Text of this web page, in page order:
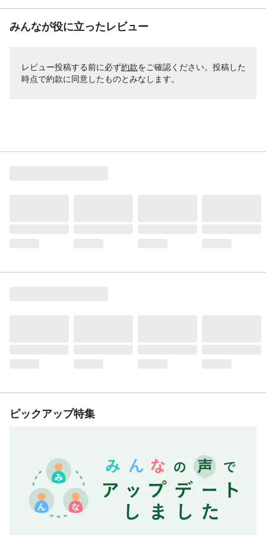
みんなが役に立ったレビュー
レビュー投稿する前に必ず約款をご確認ください。投稿した
時点で約款に同意したものとみなします。
ピックアップ特集